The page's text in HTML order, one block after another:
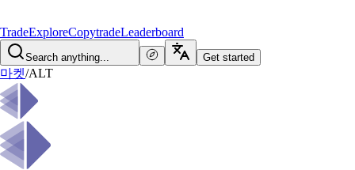
TradeExploreCopytradeLeaderboard
Search anything... Get started
마켓/ALT